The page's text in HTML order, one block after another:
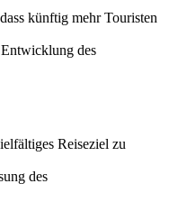
künftig mehr Touristen
des
Reiseziel zu
des